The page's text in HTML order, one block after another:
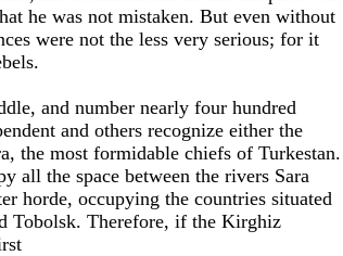
he was not mistaken. But even without
were not the less very serious; for it
and number nearly four hundred
and others recognize either the
the most formidable chiefs of Turkestan.
all the space between the rivers Sara
horde, occupying the countries situated
Tobolsk. Therefore, if the Kirghiz